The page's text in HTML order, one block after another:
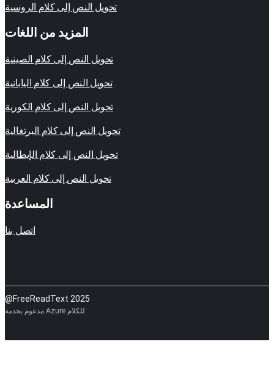
تحويل النص إلى كلام الروسية
المزيد من اللغات
تحويل النص إلى كلام الصينية
تحويل النص إلى كلام اليابانية
تحويل النص إلى كلام الكورية
تحويل النص إلى كلام البرتغالية
تحويل النص إلى كلام الإيطالية
تحويل النص إلى كلام العربية
المساعدة
اتصل بنا
@FreeReadText 2025
مدعوم بخدمة Azure للكلام